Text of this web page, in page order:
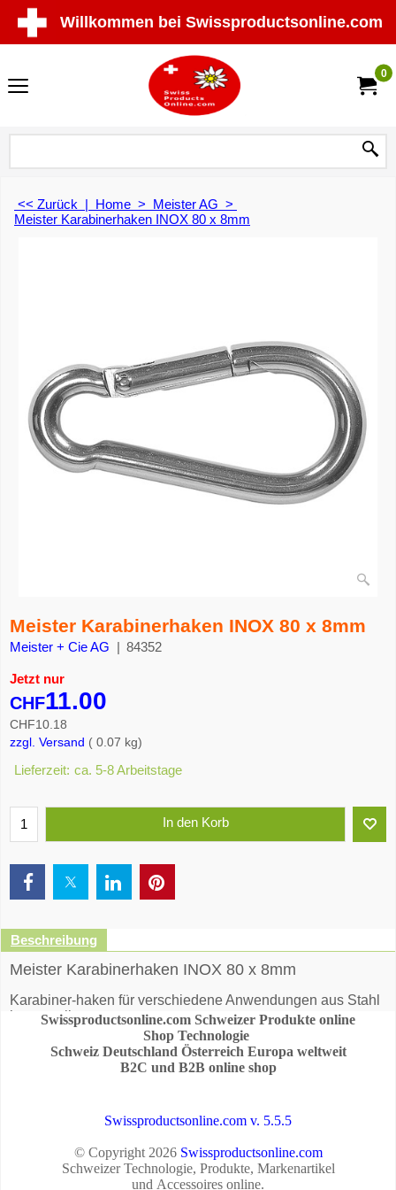
Willkommen bei Swissproductsonline.com
0
<< Zurück | Home > Meister AG >
Meister Karabinerhaken INOX 80 x 8mm
Meister Karabinerhaken INOX 80 x 8mm
Meister + Cie AG 84352
Jetzt nur
CHF11.00
CHF10.18
zzgl. Versand
0.07 kg
Lieferzeit: ca. 5-8 Arbeitstage
In den Korb
Beschreibung
Meister Karabinerhaken INOX 80 x 8mm
Karabiner-haken für verschiedene Anwendungen aus Stahl
hergestelltSwissproductsonline.com Schweizer Produkte online
Shop Technologie
Schweiz Deutschland Österreich Europa weltweit
B2C und B2B online shop
Swissproductsonline.com v. 5.5.5
© Copyright 2026 Swissproductsonline.com
Schweizer Technologie, Produkte, Markenartikel
und Accessoires online.